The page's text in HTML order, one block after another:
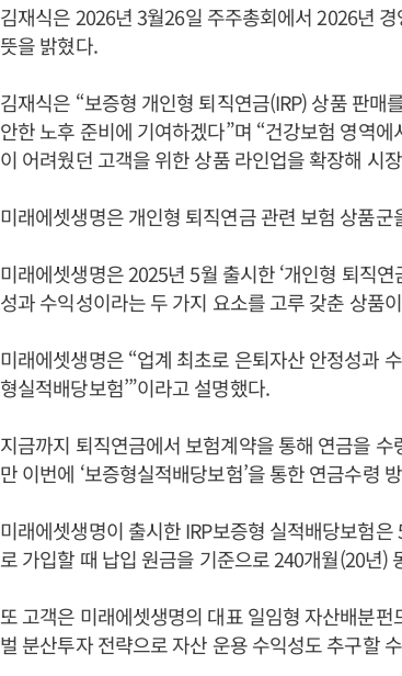
김재식은 2026년 3월26일 주주총회에서 2026년
뜻을 밝혔다.
김재식은 “보증형 개인형 퇴직연금(IRP) 상품 판매
안한 노후 준비에 기여하겠다”며 “건강보험 영역
이 어려웠던 고객을 위한 상품 라인업을 확장해 시
미래에셋생명은 개인형 퇴직연금 관련 보험 상품군
미래에셋생명은 2025년 5월 출시한 ‘개인형 퇴직
성과 수익성이라는 두 가지 요소를 고루 갖춘 상품
미래에셋생명은 “업계 최초로 은퇴자산 안정성과
형실적배당보험’”이라고 설명했다.
지금까지 퇴직연금에서 보험계약을 통해 연금을
만 이번에 ‘보증형실적배당보험’을 통한 연금수령
미래에셋생명이 출시한 IRP보증형 실적배당보험
로 가입할 때 납입 원금을 기준으로 240개월(20년)
또 고객은 미래에셋생명의 대표 일임형 자산배분펀
벌 분산투자 전략으로 자산 운용 수익성도 추구할